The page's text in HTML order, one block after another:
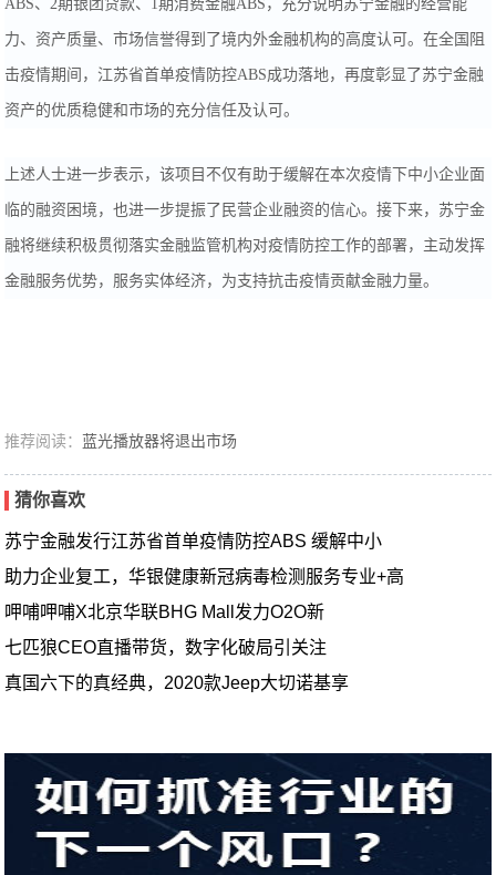
ABS、2期银团贷款、1期消费金融ABS，充分说明苏宁金融的经营能
力、资产质量、市场信誉得到了境内外金融机构的高度认可。在全国阻
击疫情期间，江苏省首单疫情防控ABS成功落地，再度彰显了苏宁金融
资产的优质稳健和市场的充分信任及认可。
上述人士进一步表示，该项目不仅有助于缓解在本次疫情下中小企业面
临的融资困境，也进一步提振了民营企业融资的信心。接下来，苏宁金
融将继续积极贯彻落实金融监管机构对疫情防控工作的部署，主动发挥
金融服务优势，服务实体经济，为支持抗击疫情贡献金融力量。
推荐阅读：蓝光播放器将退出市场
猜你喜欢
苏宁金融发行江苏省首单疫情防控ABS 缓解中小
助力企业复工，华银健康新冠病毒检测服务专业+高
呷哺呷哺X北京华联BHG Mall发力O2O新
七匹狼CEO直播带货，数字化破局引关注
真国六下的真经典，2020款Jeep大切诺基享